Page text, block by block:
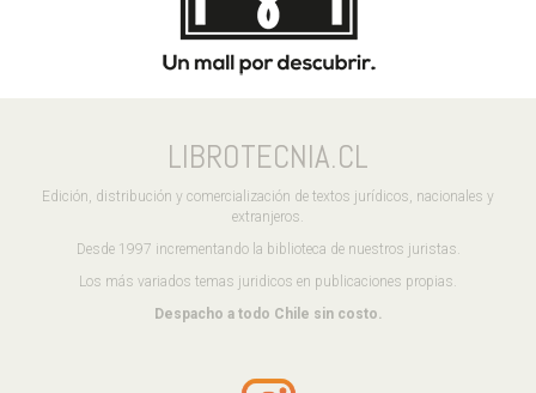
LIBROTECNIA.CL
Edición, distribución y comercialización de textos jurídicos, nacionales y
extranjeros.
Desde 1997 incrementando la biblioteca de nuestros juristas.
Los más variados temas juridicos en publicaciones propias.
Despacho a todo Chile sin costo.